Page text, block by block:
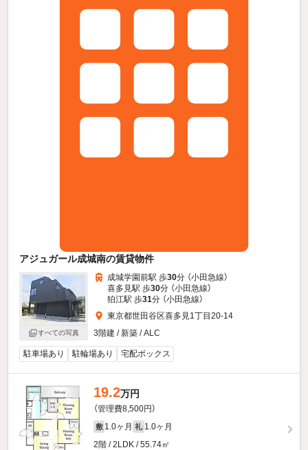
アジュガール成城南の賃貸物件
すべての写真
成城学園前駅 歩30分 （小田急線）
喜多見駅 歩30分 （小田急線）
狛江駅 歩31分 （小田急線）
東京都世田谷区喜多見1丁目20-14
3階建 / 新築 / ALC
駐車場あり 駐輪場あり 宅配ボックス
19.2万円
（管理費8,500円）
敷 1.0ヶ月 礼 1.0ヶ月
2階 / 2LDK / 55.74㎡